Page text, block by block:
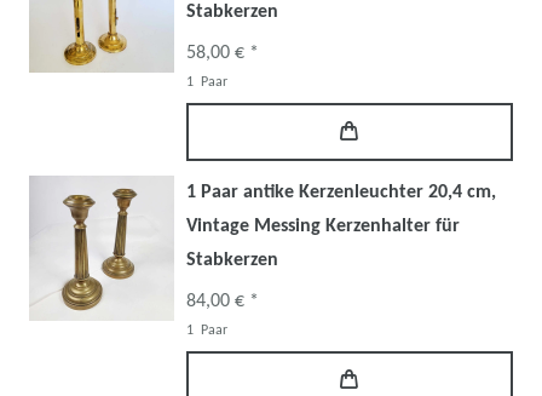
Stabkerzen
58,00 € *
1 Paar
1 Paar antike Kerzenleuchter 20,4 cm,
Vintage Messing Kerzenhalter für
Stabkerzen
84,00 € *
1 Paar